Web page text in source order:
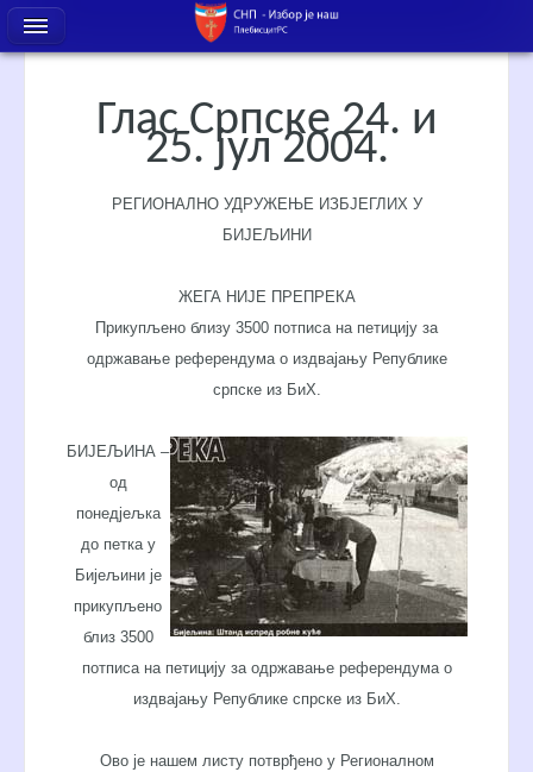
Глас Српске 24. и
25. јул 2004.
РЕГИОНАЛНО УДРУЖЕЊЕ ИЗБЈЕГЛИХ У
БИЈЕЉИНИ
ЖЕГА НИЈЕ ПРЕПРЕКА
Прикупљено близу 3500 потписа на петицију за
одржавање референдума о издвајању Републике
српске из БиХ.
БИЈЕЉИНА –
од
понедјељка
до петка у
Бијељини је
прикупљено
близ 3500
потписа на петицију за одржавање референдума о
издвајању Републике спрске из БиХ.
Ово је нашем листу потврђено у Регионалном